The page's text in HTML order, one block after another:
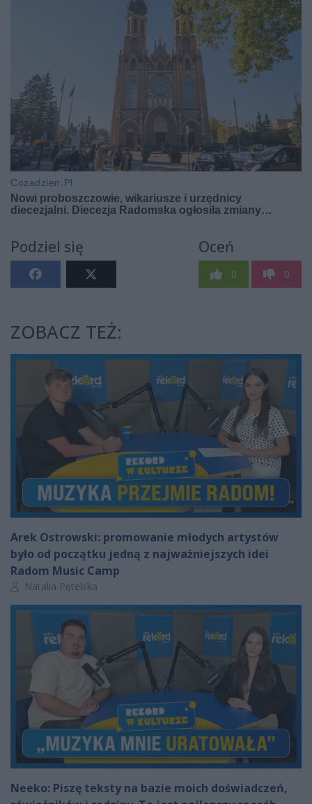
Podziel się Oceń
0 0
ZOBACZ TEŻ:
Arek Ostrowski: promowanie młodych artystów
było od początku jedną z najważniejszych idei
Radom Music Camp
Autor artykułu:
Natalia Pętelska
Neeko: Piszę teksty na bazie moich doświadczeń,